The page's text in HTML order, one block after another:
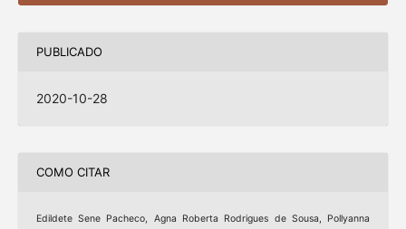
PUBLICADO
2020-10-28
COMO CITAR
Edildete Sene Pacheco, Agna Roberta Rodrigues de Sousa, Pollyanna